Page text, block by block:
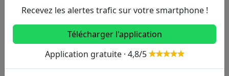
9 10 11 12 13
RER
Recevez les alertes trafic sur votre smartphone !
Télécharger l'application
Application gratuite · 4,8/5